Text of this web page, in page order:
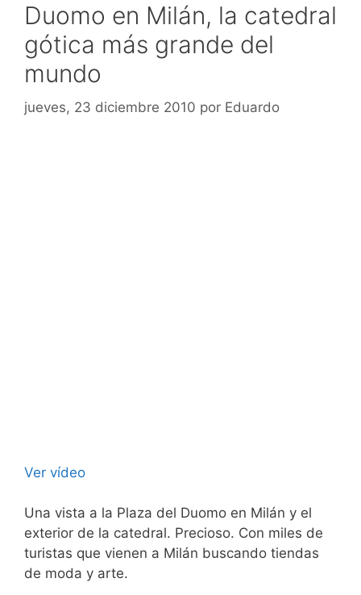
Duomo en Milán, la catedral
gótica más grande del
mundo
jueves, 23 diciembre 2010 por Eduardo
Ver vídeo
Una vista a la Plaza del Duomo en Milán y el
exterior de la catedral. Precioso. Con miles de
turistas que vienen a Milán buscando tiendas
de moda y arte.